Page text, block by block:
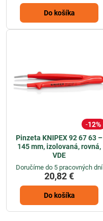
Do košíka
12%
Pinzeta KNIPEX 92 67 63 –
145 mm, izolovaná, rovná,
VDE
Doručíme do 5 pracovných dní
20,82 €
Do košíka